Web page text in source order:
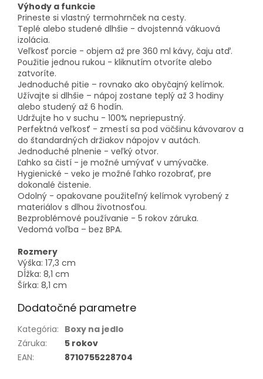
Výhody a funkcie
Prineste si vlastný termohrnček na cesty.
Teplé alebo studené dlhšie - dvojstenná vákuová
izolácia.
Veľkosť porcie - objem až pre 360 ml kávy, čaju atď.
Použitie jednou rukou - kliknutím otvoríte alebo
zatvoríte.
Jednoduché pitie – rovnako ako obyčajný kelímok.
Užívajte si dlhšie – nápoj zostane teplý až 3 hodiny
alebo studený až 6 hodín.
Udržujte ho v suchu - 100% nepriepustný.
Perfektná veľkosť - zmestí sa pod väčšinu kávovarov a
do štandardných držiakov nápojov v autách.
Jednoduché plnenie - veľký otvor.
Ľahko sa čistí - je možné umývať v umývačke.
Hygienické - veko je možné ľahko rozobrať, pre
dokonalé čistenie.
Odolný - opakovane použiteľný kelímok vyrobený z
materiálov s dlhou životnosťou.
Bezproblémové používanie - 5 rokov záruka.
Vedomá voľba – bez BPA.
Rozmery
Výška: 17,3 cm
Dĺžka: 8,1 cm
Šírka: 8,1 cm
Dodatočné parametre
Kategória: Boxy na jedlo
Záruka:
5 rokov
EAN: 8710755228704